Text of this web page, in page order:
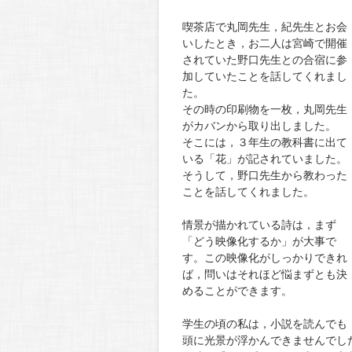
喫茶店で丸岡先生，紀先生とお会
いしたとき，お二人は宮崎で開催
されていた野口先生との合宿に参
加していたことを話してくれまし
た。
その時の印刷物を一枚，丸岡先生
がカバンから取り出しました。
そこには，３年生の教科書に出て
いる「花」が記されていました。
そうして，野口先生から教わった
ことを話してくれました。
情景が描かれている詩は，まず
「どう映像化するか」が大事で
す。この映像化がしっかりできれ
ば，問いはそれほど悩まずとも決
めることができます。
学生の頃の私は，小説を読んでも
頭に光景が浮かんできませんでし